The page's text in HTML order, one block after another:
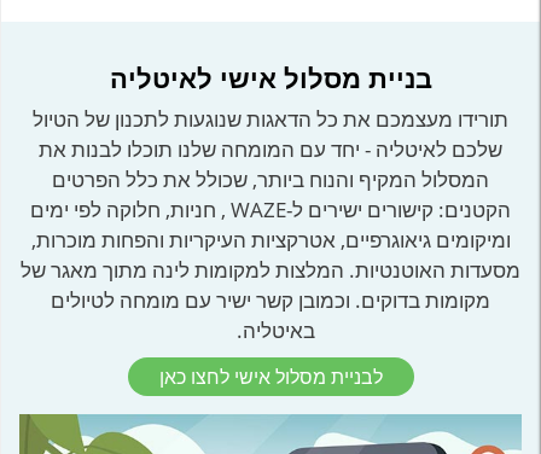
בניית מסלול אישי לאיטליה
תורידו מעצמכם את כל הדאגות שנוגעות לתכנון של הטיול
שלכם לאיטליה - יחד עם המומחה שלנו תוכלו לבנות את
המסלול המקיף והנוח ביותר, שכולל את כלל הפרטים
הקטנים: קישורים ישירים ל-WAZE , חניות, חלוקה לפי ימים
ומיקומים גיאוגרפיים, אטרקציות העיקריות והפחות מוכרות,
מסעדות האוטנטיות. המלצות למקומות לינה מתוך מאגר של
מקומות בדוקים. וכמובן קשר ישיר עם מומחה לטיולים
באיטליה.
לבניית מסלול אישי לחצו כאן